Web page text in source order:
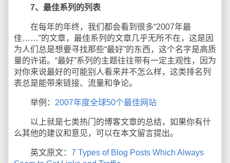
7、最佳系列的列表
在每年的年终，我们都会看到很多“2007年最
佳……”的文章，最佳系列的文章几乎无所不在，这是因
为人们总是想要寻找那些“最好”的东西，这个名字是高质
量的许诺。“最好”系列的主题往往带有一定主观性，因为
对你来说最好的可能别人看来并不怎么样，这类排名列
表总是能带来链接、流量和争论。
举例： 2007年度全球50个最佳网站
以上就是七类热门的博客文章的总结，如果你有什
么其他的建议和意见，可以在本文留言提出。
英文原文： 7 Types of Blog Posts Which Always